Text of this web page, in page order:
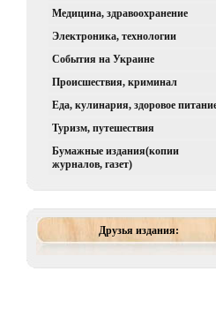
Медицина, здравоохранение
Электроника, технологии
События на Украине
Происшествия, криминал
Еда, кулинария, здоровое
Туризм, путешествия
Бумажные издания(копии
журналов, газет)
Друзья издания: